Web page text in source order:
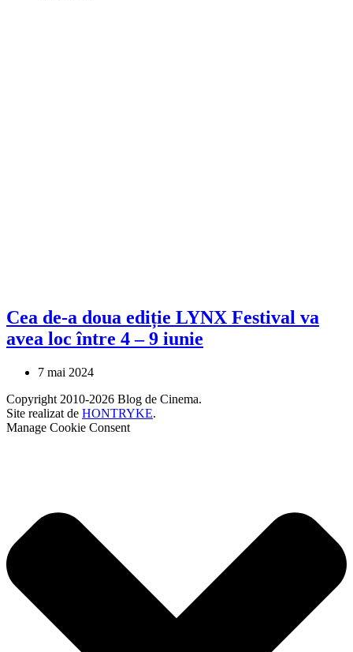
Cea de-a doua ediție LYNX Festival va
avea loc între 4 – 9 iunie
7 mai 2024
Copyright 2010-2026 Blog de Cinema.
Site realizat de HONTRYKE.
Manage Cookie Consent